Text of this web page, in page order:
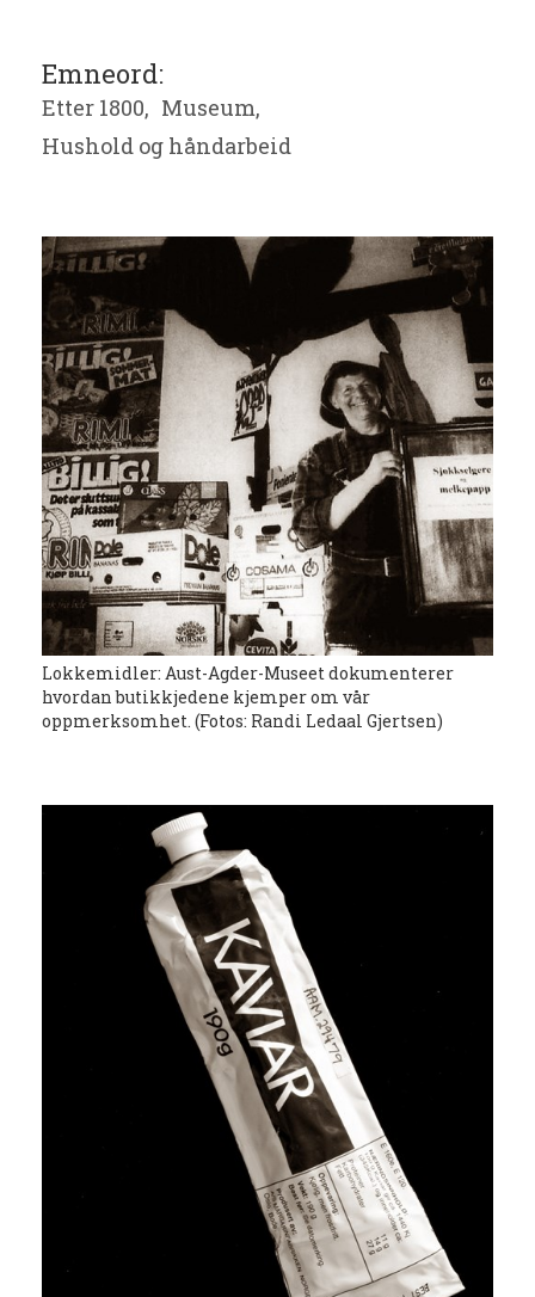
Emneord:
Etter 1800, Museum,
Hushold og håndarbeid
Lokkemidler: Aust-Agder-Museet dokumenterer
hvordan butikkjedene kjemper om vår
oppmerksomhet. (Fotos: Randi Ledaal Gjertsen)